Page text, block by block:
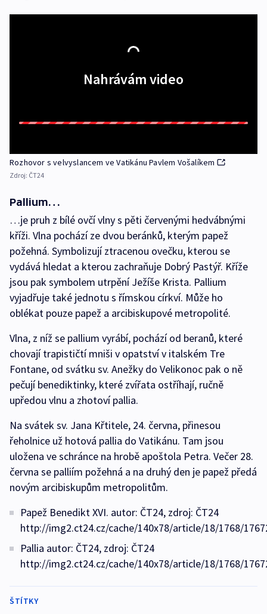
Nahrávám video
Rozhovor s velvyslancem ve Vatikánu Pavlem Vošalíkem
Zdroj: ČT24
Pallium…
…je pruh z bílé ovčí vlny s pěti červenými hedvábnými
kříži. Vlna pochází ze dvou beránků, kterým papež
požehná. Symbolizují ztracenou ovečku, kterou se
vydává hledat a kterou zachraňuje Dobrý Pastýř. Kříže
jsou pak symbolem utrpění Ježíše Krista. Pallium
vyjadřuje také jednotu s římskou církví. Může ho
oblékat pouze papež a arcibiskupové metropolité.
Vlna, z níž se pallium vyrábí, pochází od beranů, které
chovají trapističtí mniši v opatství v italském Tre
Fontane, od svátku sv. Anežky do Velikonoc pak o ně
pečují benediktinky, které zvířata ostříhají, ručně
upředou vlnu a zhotoví pallia.
Na svátek sv. Jana Křtitele, 24. června, přinesou
řeholnice už hotová pallia do Vatikánu. Tam jsou
uložena ve schránce na hrobě apoštola Petra. Večer 28.
června se palliím požehná a na druhý den je papež předá
novým arcibiskupům metropolitům.
Papež Benedikt XVI. autor: ČT24, zdroj: ČT24
http://img2.ct24.cz/cache/140x78/article/18/1768/
Pallia autor: ČT24, zdroj: ČT24
http://img2.ct24.cz/cache/140x78/article/18/1768/
ŠTÍTKY